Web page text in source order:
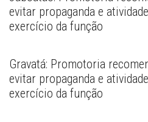
evitar propaganda e
exercício da função
Gravatá: Promotoria
evitar propaganda e
exercício da função